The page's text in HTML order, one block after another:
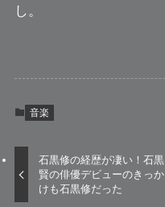
し。
音楽
石黒修の経歴が凄い！石黒
賢の俳優デビューのきっか
けも石黒修だった